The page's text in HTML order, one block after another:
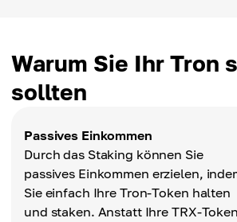
Warum Sie Ihr Tron
sollten
Passives Einkommen
Durch das Staking können Sie
passives Einkommen erzielen,
Sie einfach Ihre Tron-Token halten
und staken. Anstatt Ihre TRX-Token